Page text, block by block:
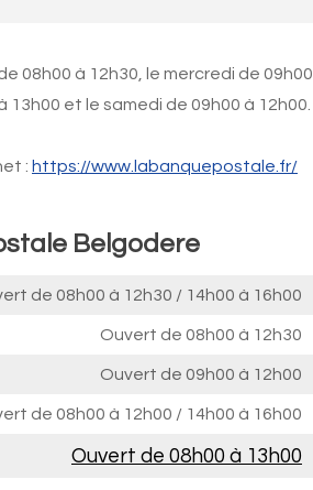
08h00 à 12h30, le mercredi de 09h00
et le samedi de 09h00 à 12h00.
: https://www.labanquepostale.fr/
Belgodere
de 08h00 à 12h30 / 14h00 à 16h00
Ouvert de 08h00 à 12h30
Ouvert de 09h00 à 12h00
de 08h00 à 12h00 / 14h00 à 16h00
Ouvert de 08h00 à 13h00